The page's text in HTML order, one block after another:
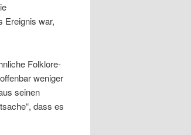
Ereignis war,
Folklore-
weniger
seinen
dass es